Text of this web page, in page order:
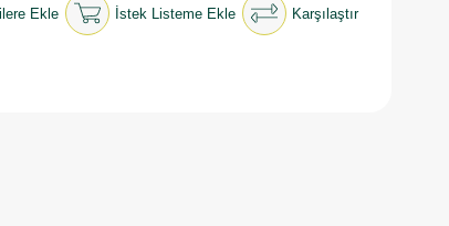
Ekle İstek Listeme Ekle Karşılaştır